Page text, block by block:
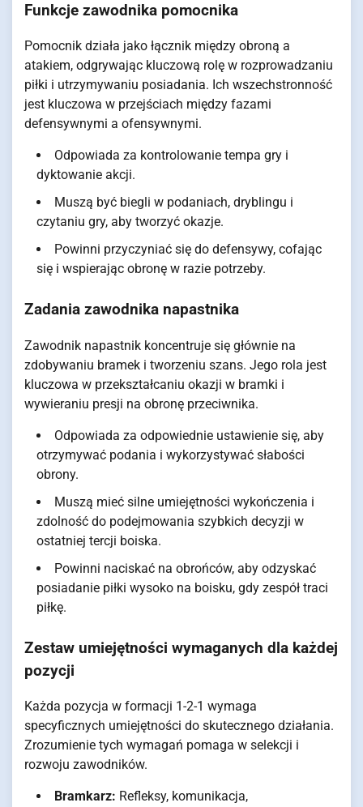
Funkcje zawodnika pomocnika
Pomocnik działa jako łącznik między obroną a
atakiem, odgrywając kluczową rolę w rozprowadzaniu
piłki i utrzymywaniu posiadania. Ich wszechstronność
jest kluczowa w przejściach między fazami
defensywnymi a ofensywnymi.
Odpowiada za kontrolowanie tempa gry i
dyktowanie akcji.
Muszą być biegli w podaniach, dryblingu i
czytaniu gry, aby tworzyć okazje.
Powinni przyczyniać się do defensywy, cofając
się i wspierając obronę w razie potrzeby.
Zadania zawodnika napastnika
Zawodnik napastnik koncentruje się głównie na
zdobywaniu bramek i tworzeniu szans. Jego rola jest
kluczowa w przekształcaniu okazji w bramki i
wywieraniu presji na obronę przeciwnika.
Odpowiada za odpowiednie ustawienie się, aby
otrzymywać podania i wykorzystywać słabości
obrony.
Muszą mieć silne umiejętności wykończenia i
zdolność do podejmowania szybkich decyzji w
ostatniej tercji boiska.
Powinni naciskać na obrońców, aby odzyskać
posiadanie piłki wysoko na boisku, gdy zespół traci
piłkę.
Zestaw umiejętności wymaganych dla każdej
pozycji
Każda pozycja w formacji 1-2-1 wymaga
specyficznych umiejętności do skutecznego działania.
Zrozumienie tych wymagań pomaga w selekcji i
rozwoju zawodników.
Bramkarz: Refleksy, komunikacja,